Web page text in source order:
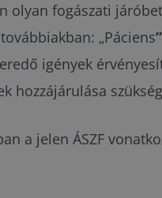
olyan fogászati
„Páciens”
igények
hozzájárulása
a jelen ÁSZF